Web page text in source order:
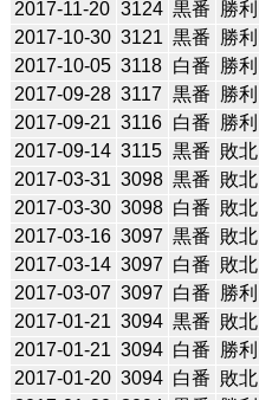
2017-11-20 3124 黒番 勝利
2017-10-30 3121 黒番 勝利
2017-10-05 3118 白番 勝利
2017-09-28 3117 黒番 勝利
2017-09-21 3116 白番 勝利
2017-09-14 3115 黒番 敗北
2017-03-31 3098 黒番 敗北
2017-03-30 3098 白番 敗北
2017-03-16 3097 黒番 敗北
2017-03-14 3097 白番 敗北
2017-03-07 3097 白番 勝利
2017-01-21 3094 黒番 敗北
2017-01-21 3094 白番 勝利
2017-01-20 3094 白番 敗北